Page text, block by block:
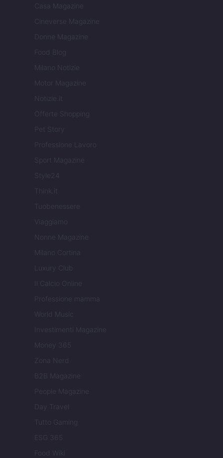
Casa Magazine
Cineverse Magazine
Donne Magazine
Food Blog
Milano Notizie
Motor Magazine
Notizie.it
Offerte Shopping
Pet Story
Professione Lavoro
Sport Magazine
Style24
Think.it
Tuobenessere
Viaggiamo
Nonne Magazine
Milano Cortina
Luxury Club
Il Calcio Online
Professione mamma
World Music
Investimenti Magazine
Money 365
Zona Nerd
B2B Magazine
People Magazine
Day Travel
Tutto Gaming
ESG 365
Food Wiki